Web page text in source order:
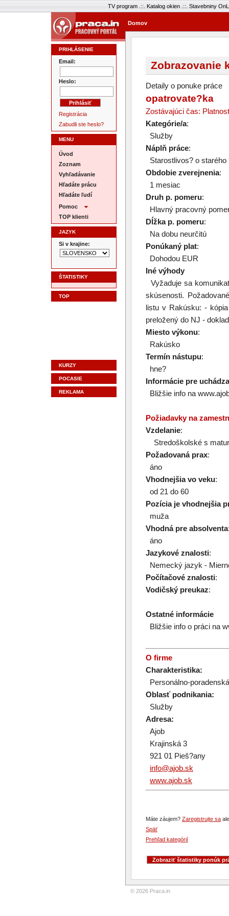
TV program.::. Katalog okien.::. Stavebniny
Domov
PRIHLÁSENIE
Email:
Heslo:
Registrácia
Zabudli ste heslo?
MENU
Úvod
Zoznam
Vyhľadávanie
Hľadáte prácu
Hľadáte ľudí
Pomoc
TOP klienti
JAZYK
Si v krajine:
ŠTATISTIKY
TOP
KURZY
POCASIE
REKLAMA
Zobrazovanie
Detaily o ponuke práce
opatrovate?ka
Zostávajúci čas:
Kategórie/a:
Služby
Náplň práce:
Starostlivos? o
Obdobie zverejnenia:
1 mesiac
Druh p. pomeru:
Hlavný pracovný
Dĺžka p. pomeru:
Na dobu neurčitú
Ponúkaný plat:
Dohodou EUR
Iné výhody
Vyžaduje sa
skúsenosti.
listu v Rakúsku: -
preložený do NJ -
Miesto výkonu:
Rakúsko
Termín nástupu:
hne?
Informácie pre
Bližšie info na
Požiadavky na
Vzdelanie:
Stredoškolské s
Požadovaná prax:
áno
Vhodnejšia vo veku:
od 21 do 60
Pozícia je vhodnejšia
muža
Vhodná pre absolventa
áno
Jazykové znalosti:
Nemecký jazyk -
Počítačové znalosti:
Vodičský preukaz:
Ostatné informácie
Bližšie info o práci na
O firme
Charakteristika:
Personálno-
Oblasť podnikania:
Služby
Adresa:
Ajob
Krajinská 3
921 01 Pieš?any
info@ajob.sk
www.ajob.sk
Máte záujem? Zaregistrujte sa
Späť
Prehľad kategórií
© 2026 Praca.in